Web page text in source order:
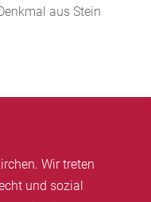
aus Stein
Wir treten
und sozial